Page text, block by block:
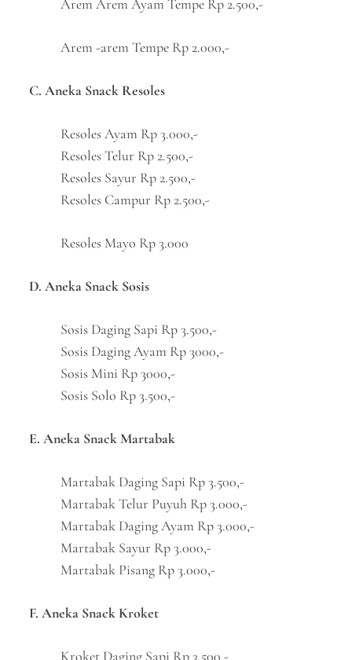
Arem Arem Ayam Tempe Rp 2.500,-
Arem -arem Tempe Rp 2.000,-
C. Aneka Snack Resoles
Resoles Ayam Rp 3.000,-
Resoles Telur Rp 2.500,-
Resoles Sayur Rp 2.500,-
Resoles Campur Rp 2.500,-
Resoles Mayo Rp 3.000
D. Aneka Snack Sosis
Sosis Daging Sapi Rp 3.500,-
Sosis Daging Ayam Rp 3000,-
Sosis Mini Rp 3000,-
Sosis Solo Rp 3.500,-
E. Aneka Snack Martabak
Martabak Daging Sapi Rp 3.500,-
Martabak Telur Puyuh Rp 3.000,-
Martabak Daging Ayam Rp 3.000,-
Martabak Sayur Rp 3.000,-
Martabak Pisang Rp 3.000,-
F. Aneka Snack Kroket
Kroket Daging Sapi Rp 3.500,-